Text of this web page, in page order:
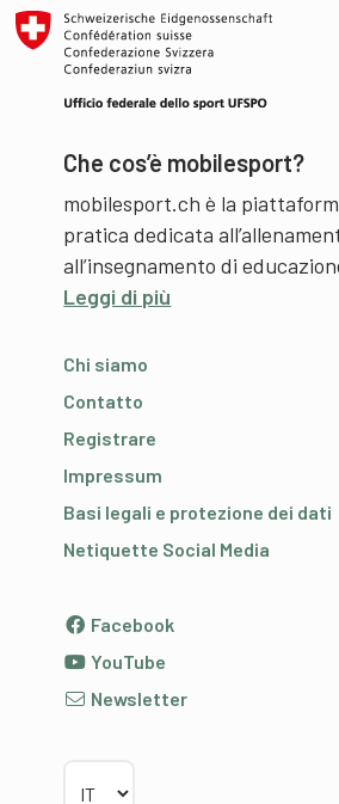
Che cos’è mobilesport?
mobilesport.ch è la
pratica dedicata
all’insegnamento di
Leggi di più
Chi siamo
Contatto
Registrare
Impressum
Basi legali e protezione dei dati
Netiquette Social Media
Facebook
YouTube
Newsletter